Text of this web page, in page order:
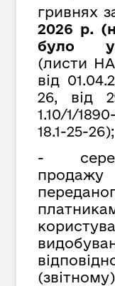
гривнях
2026 р.
було
(листи
від
26, від
1.10/1/
18.1-25-26);
-